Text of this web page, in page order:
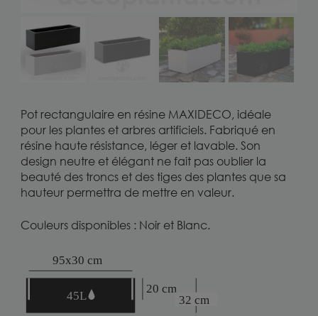
Pot rectangulaire en résine MAXIDECO, idéale
pour les plantes et arbres artificiels. Fabriqué en
résine haute résistance, léger et lavable. Son
design neutre et élégant ne fait pas oublier la
beauté des troncs et des tiges des plantes que sa
hauteur permettra de mettre en valeur.
Couleurs disponibles : Noir et Blanc.